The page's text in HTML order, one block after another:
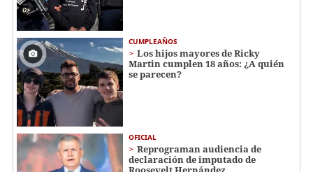
CUMPLEAÑOS
Los hijos mayores de Ricky
Martin cumplen 18 años: ¿A quién
se parecen?
OFICIAL
Reprograman audiencia de
declaración de imputado de